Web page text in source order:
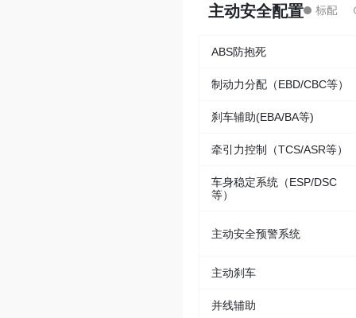
主动安全配置
ABS防抱死
制动力分配（EBD/CBC等）
刹车辅助(EBA/BA等)
牵引力控制（TCS/ASR等）
车身稳定系统（ESP/DSC
等）
主动安全预警系统
主动刹车
并线辅助